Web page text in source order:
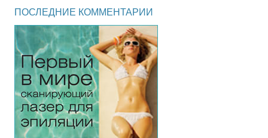
ПОСЛЕДНИЕ КОММЕНТАРИИ